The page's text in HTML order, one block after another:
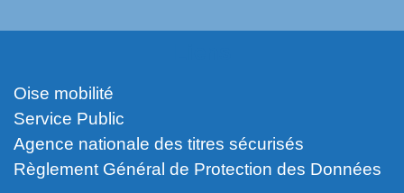
Oise mobilité
Service Public
Agence nationale des titres sécurisés
Règlement Général de Protection des Données